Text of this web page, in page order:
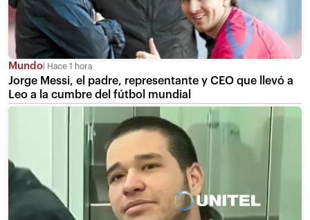
Mundo Hace 1 hora
Jorge Messi, el padre, representante y CEO que llevó a
Leo a la cumbre del fútbol mundial